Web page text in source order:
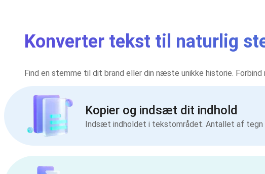
Konverter tekst til naturlig
Find en stemme til dit brand eller din næste unikke historie.
Kopier og indsæt dit indhold
Indsæt indholdet i tekstområdet. Antallet af tegn